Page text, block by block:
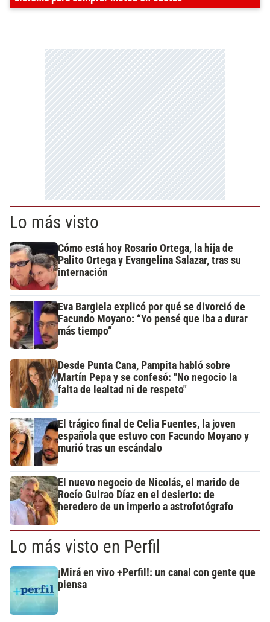
Lo más visto
Cómo está hoy Rosario Ortega, la hija de
Palito Ortega y Evangelina Salazar, tras su
internación
Eva Bargiela explicó por qué se divorció de
Facundo Moyano: “Yo pensé que iba a durar
más tiempo”
Desde Punta Cana, Pampita habló sobre
Martín Pepa y se confesó: "No negocio la
falta de lealtad ni de respeto"
El trágico final de Celia Fuentes, la joven
española que estuvo con Facundo Moyano y
murió tras un escándalo
El nuevo negocio de Nicolás, el marido de
Rocío Guirao Díaz en el desierto: de
heredero de un imperio a astrofotógrafo
Lo más visto en Perfil
¡Mirá en vivo +Perfil!: un canal con gente que
piensa